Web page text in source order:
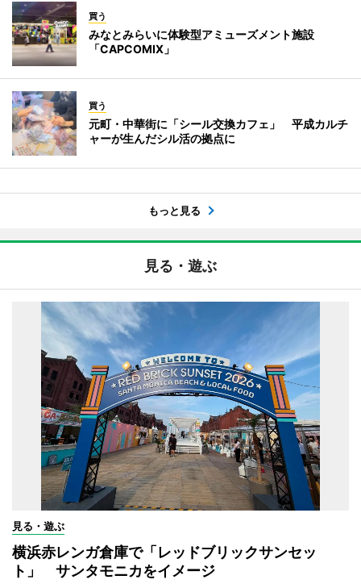
買う
みなとみらいに体験型アミューズメント施設
「CAPCOMIX」
買う
元町・中華街に「シール交換カフェ」 平成カルチ
ャーが生んだシル活の拠点に
もっと見る
見る・遊ぶ
見る・遊ぶ
横浜赤レンガ倉庫で「レッドブリックサンセッ
ト」 サンタモニカをイメージ